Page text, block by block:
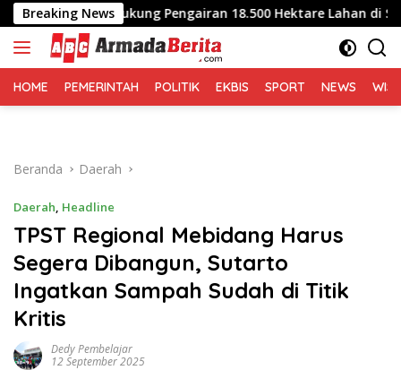
Langsung
ke
konten
Breaking News
Bersih, Dukung Pengairan 18.500 Hektare Lahan di Sei Ular
HOME PEMERINTAH POLITIK EKBIS SPORT NEWS
Beranda Daerah
Daerah, Headline
TPST Regional Mebidang Harus
Segera Dibangun, Sutarto
Ingatkan Sampah Sudah di Titik
Kritis
Dedy Pembelajar
12 September 2025